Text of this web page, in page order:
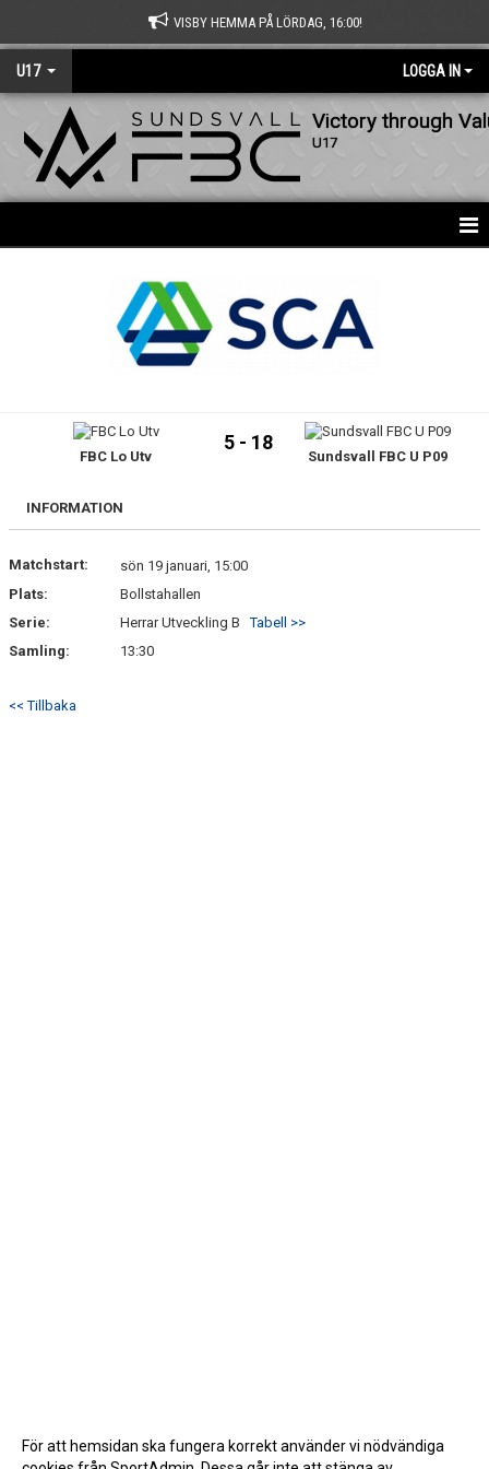
VISBY HEMMA PÅ LÖRDAG, 16:00!
U17 LOGGA IN
Victory through
U17
FBC Lo Utv
5 - 18
Sundsvall FBC U P09
INFORMATION
Matchstart:
sön 19 januari, 15:00
Plats:
Bollstahallen
Serie:
Herrar Utveckling BTabell >>
Samling:
13:30
<< Tillbaka
För att hemsidan ska fungera korrekt använder vi nödvändiga